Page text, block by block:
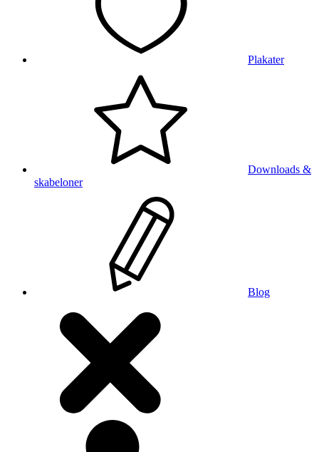
Plakater
Downloads &
skabeloner
Blog